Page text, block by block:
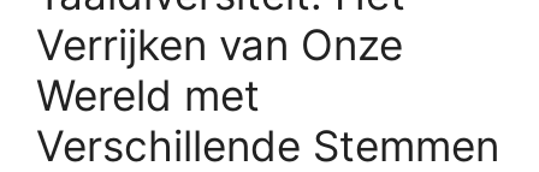
Verrijken van Onze
Wereld met
Verschillende Stemmen